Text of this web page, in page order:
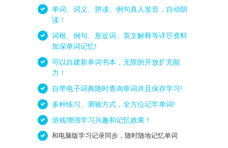
单词、词义、拼读、例句真人发音，自动朗
读！
词根、例句、形近词、英文解释等详尽资料
加深单词记忆!
可以自建新单词书本，无限的开放扩充能
力！
自带电子词典随时查询单词并且保存学习!
多种练习、测验方式，全方位记牢单词!
游戏增强学习兴趣和记忆效果！
和电脑版学习记录同步，随时随地记忆单词